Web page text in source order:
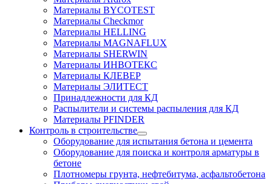
Материалы BYCOTEST
Материалы Checkmor
Материалы HELLING
Материалы MAGNAFLUX
Материалы SHERWIN
Материалы ИНВОТЕКС
Материалы КЛЕВЕР
Материалы ЭЛИТЕСТ
Принадлежности для КД
Распылители и системы распыления для КД
Материалы PFINDER
Контроль в строительстве
Оборудование для испытания бетона и цемента
Оборудование для поиска и контроля арматуры в
бетоне
Плотномеры грунта, нефтебитума, асфальтобетона